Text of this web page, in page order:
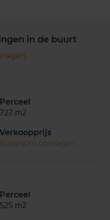
in de buurt
Perceel
727 m2
Verkoopprijs
Koopsom opvragen
Perceel
525 m2